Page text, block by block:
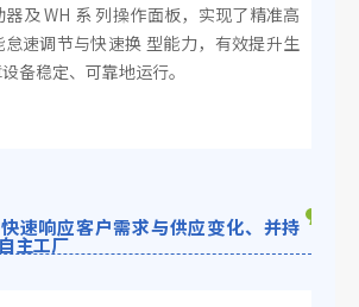
器及 WH 系 列操作面板，实现了精准高
速调节与快速换 型能力，有效提升生
备稳定、可靠地运行。
速响应客户需求与供应变化、并持
主工厂